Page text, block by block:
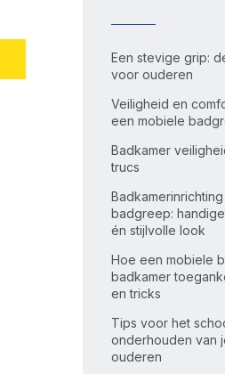
Een stevige grip:
voor ouderen
Veiligheid en
een mobiele
Badkamer
trucs
badgreep:
én stijlvolle look
Hoe een mobiele
badkamer
en tricks
Tips voor het
onderhouden van
ouderen